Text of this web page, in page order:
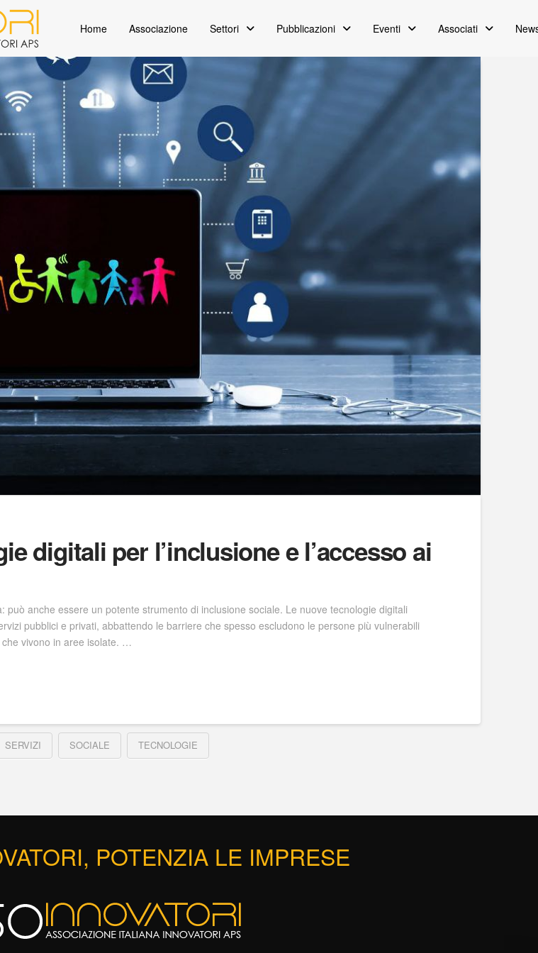
Home Associazione Settori Pubblicazioni Eventi Associati
digitali per l’inclusione e l’accesso ai
può anche essere un potente strumento di inclusione sociale. Le nuove tecnologie digitali
pubblici e privati, abbattendo le barriere che spesso escludono le persone più vulnerabili
vivono in aree isolate. …
SERVIZI SOCIALE TECNOLOGIE
POTENZIA LE IMPRESE